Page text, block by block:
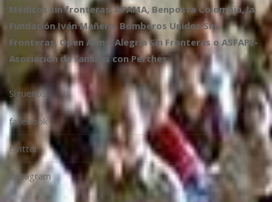
Médicos sin fronteras, APAMA, Benposta Colombia, la
Fundación Iván Mañero, Bomberos Unidos Sin
Fronteras, Open Arms, Alegría Sin Fronteras o ASFAPE-
Asociación de familias con Perthes.
Síguenos
facebook
twitter
instagram